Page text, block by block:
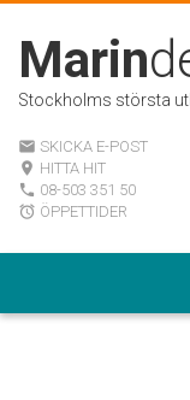
Marin
Stockholms största
email SKICKA E-POST
room HITTA HIT
local_phone 08-503 351 50
alarm ÖPPETTIDER